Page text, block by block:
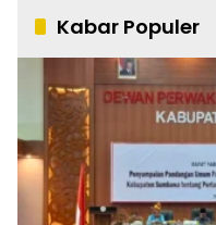
Kabar Populer